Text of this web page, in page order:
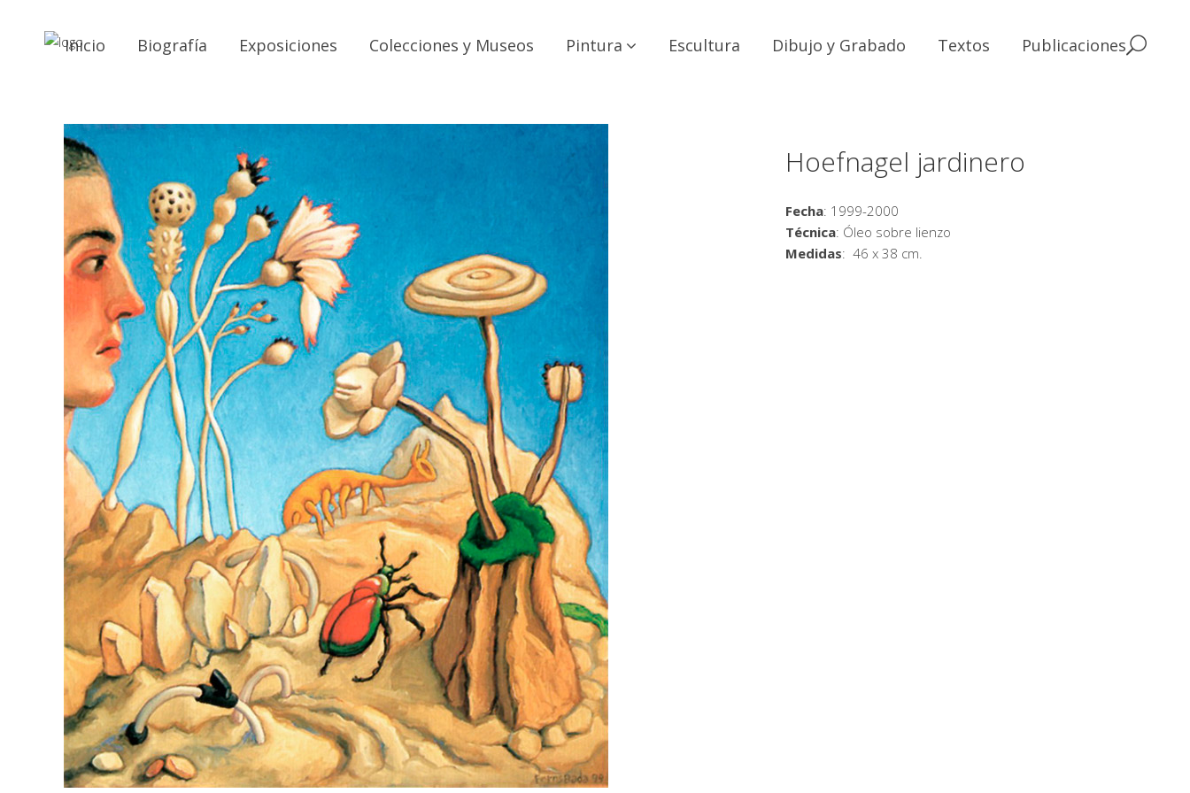
Inicio Biografía Exposiciones Colecciones y Museos Pintura Escultura Dibujo y Grabado Textos Publicaciones
Hoefnagel jardinero
Fecha: 1999-2000
Técnica: Óleo sobre lienzo
Medidas: 46 x 38 cm.